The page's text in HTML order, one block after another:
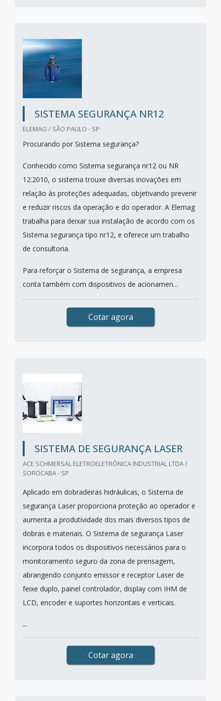
SISTEMA SEGURANÇA NR12
ELEMAG / SÃO PAULO - SP
Procurando por Sistema segurança?
Conhecido como Sistema segurança nr12 ou NR
12:2010, o sistema trouxe diversas inovações em
relação às proteções adequadas, objetivando prevenir
e reduzir riscos da operação e do operador. A Elemag
trabalha para deixar sua instalação de acordo com os
Sistema segurança tipo nr12, e oferece um trabalho
de consultoria.
Para reforçar o Sistema de segurança, a empresa
conta também com dispositivos de acionamen...
Cotar agora
SISTEMA DE SEGURANÇA LASER
ACE SCHMERSAL ELETROELETRÔNICA INDUSTRIAL LTDA /
SOROCABA - SP
Aplicado em dobradeiras hidráulicas, o Sistema de
segurança Laser proporciona proteção ao operador e
aumenta a produtividade dos mais diversos tipos de
dobras e materiais. O Sistema de segurança Laser
incorpora todos os dispositivos necessários para o
monitoramento seguro da zona de prensagem,
abrangendo conjunto emissor e receptor Laser de
feixe duplo, painel controlador, display com IHM de
LCD, encoder e suportes horizontais e verticais.
...
Cotar agora